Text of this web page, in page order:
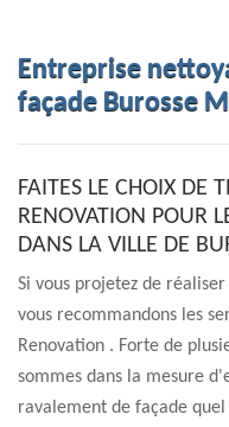
Entreprise
façade Burosse
FAITES LE CHOIX DE
RENOVATION POUR
DANS LA VILLE DE
Si vous projetez de
vous recommandons les
Renovation . Forte de
sommes dans la mesure
ravalement de façade